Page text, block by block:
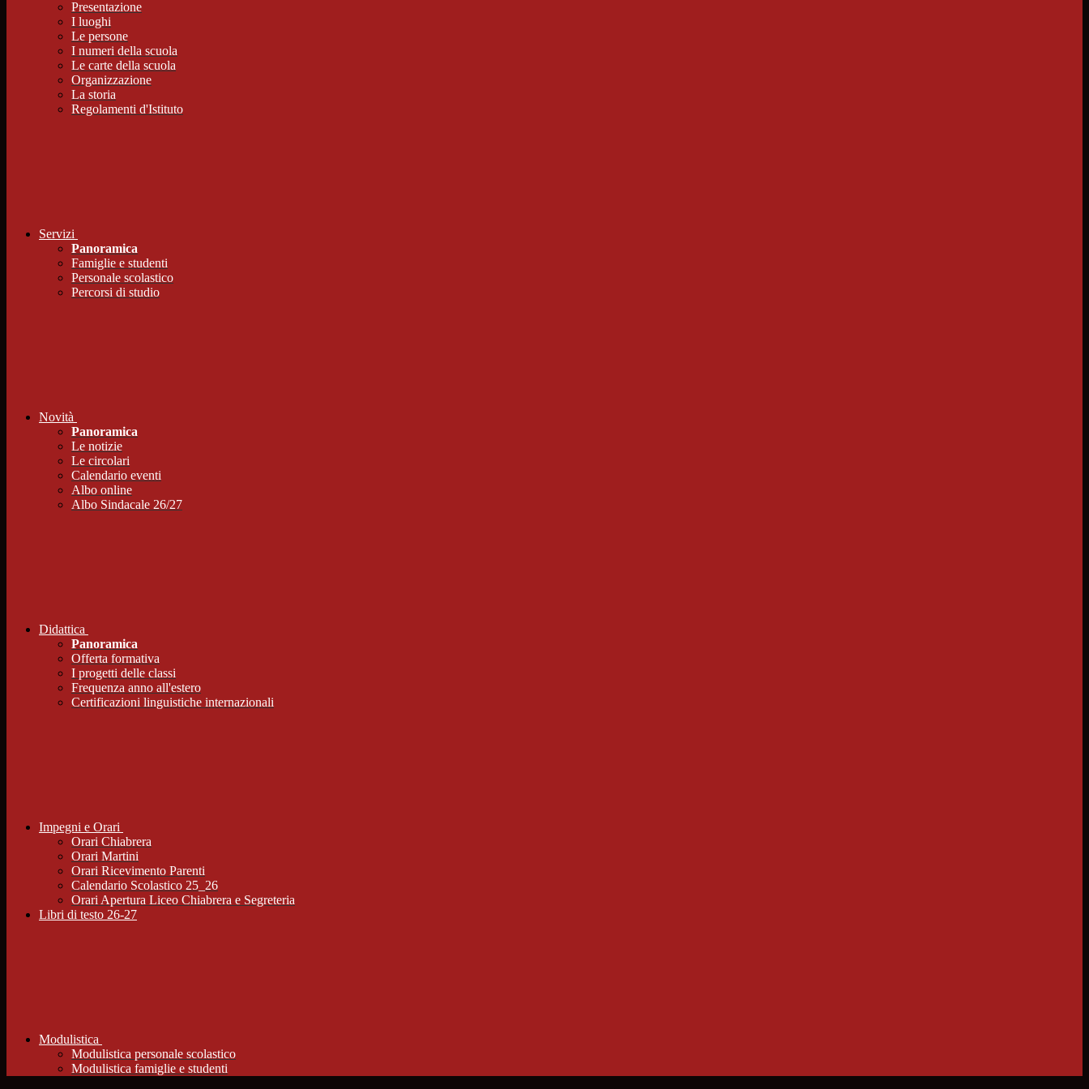
Presentazione
I luoghi
Le persone
I numeri della scuola
Le carte della scuola
Organizzazione
La storia
Regolamenti d'Istituto
Servizi
Panoramica
Famiglie e studenti
Personale scolastico
Percorsi di studio
Novità
Panoramica
Le notizie
Le circolari
Calendario eventi
Albo online
Albo Sindacale 26/27
Didattica
Panoramica
Offerta formativa
I progetti delle classi
Frequenza anno all'estero
Certificazioni linguistiche internazionali
Impegni e Orari
Orari Chiabrera
Orari Martini
Orari Ricevimento Parenti
Calendario Scolastico 25_26
Orari Apertura Liceo Chiabrera e Segreteria
Libri di testo 26-27
Modulistica
Modulistica personale scolastico
Modulistica famiglie e studenti